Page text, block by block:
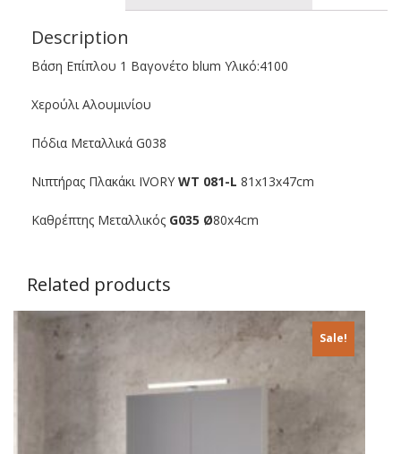
Description
Βάση Επίπλου 1 Βαγονέτο blum Υλικό:4100
Χερούλι Αλουμινίου
Πόδια Μεταλλικά G038
Νιπτήρας Πλακάκι IVORY WT 081-L 81x13x47cm
Καθρέπτης Μεταλλικός G035 Ø80x4cm
Related products
Sale!